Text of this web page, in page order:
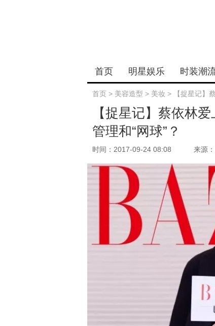
首页 明星娱乐 时装潮
首页 > 美容造型 > 美妆 > 【捉星记】
【捉星记】蔡依林
管理和“网球”？
时间：2017-09-24 08:08 来源